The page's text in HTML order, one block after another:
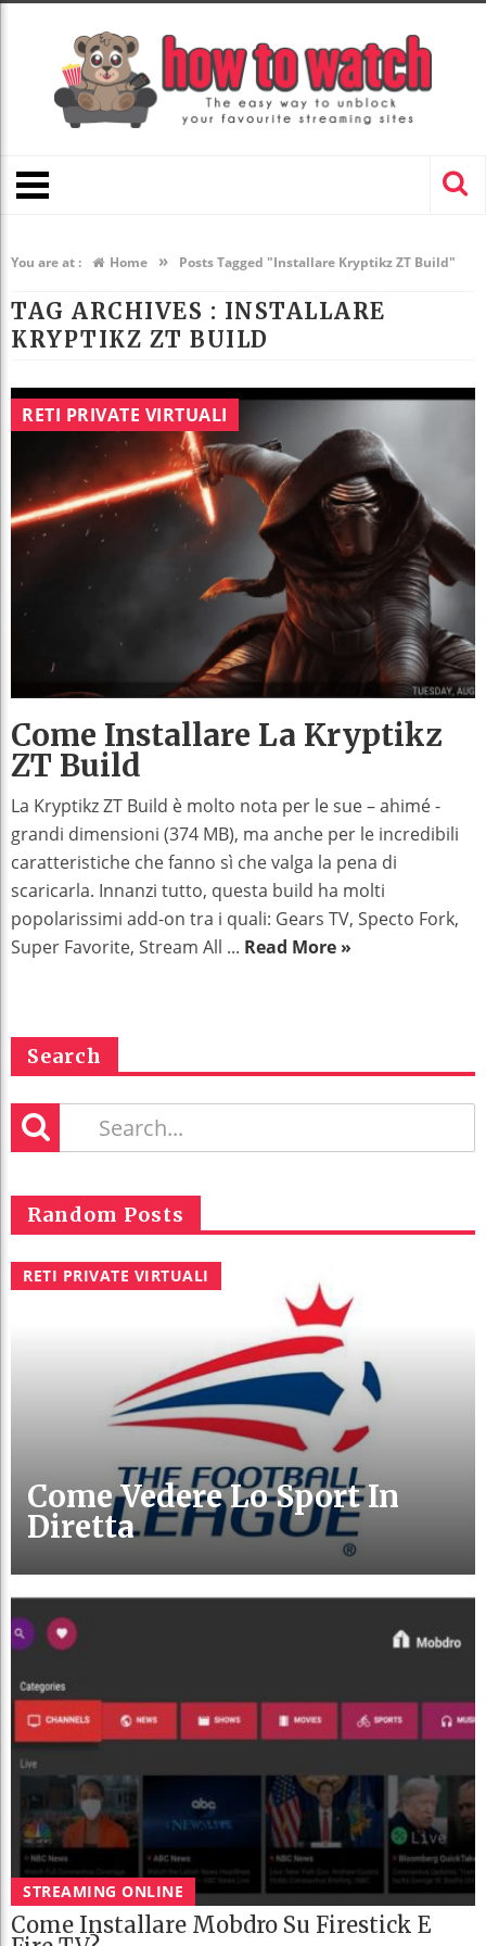
You are at : Home » Posts Tagged "Installare Kryptikz ZT Build"
TAG ARCHIVES : INSTALLARE
KRYPTIKZ ZT BUILD
RETI PRIVATE VIRTUALI
Come Installare La Kryptikz
ZT Build
La Kryptikz ZT Build è molto nota per le sue – ahimé -
grandi dimensioni (374 MB), ma anche per le incredibili
caratteristiche che fanno sì che valga la pena di
scaricarla. Innanzi tutto, questa build ha molti
popolarissimi add-on tra i quali: Gears TV, Specto Fork,
Super Favorite, Stream All ... Read More »
Search
Random Posts
RETI PRIVATE VIRTUALI
Come Vedere Lo Sport In
Diretta
STREAMING ONLINE
Come Installare Mobdro Su Firestick E